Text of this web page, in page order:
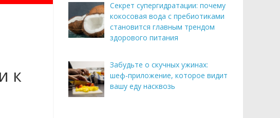
к
Секрет супергидратации: почему
кокосовая вода с пребиотиками
становится главным трендом
здорового питания
Забудьте о скучных ужинах:
шеф-приложение, которое видит
вашу еду насквозь